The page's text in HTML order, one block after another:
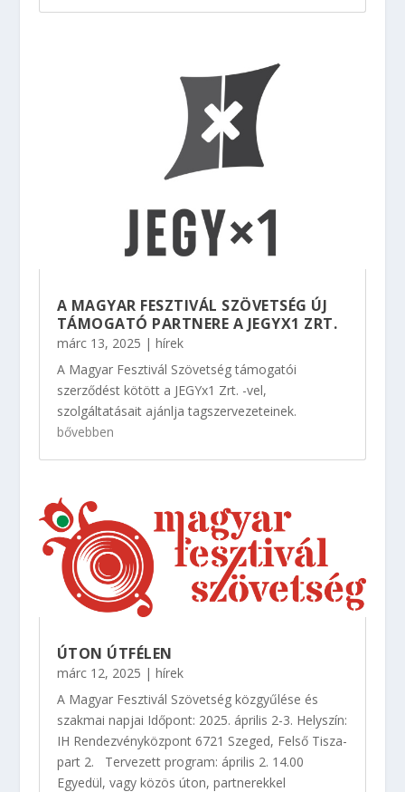
A MAGYAR FESZTIVÁL SZÖVETSÉG ÚJ
TÁMOGATÓ PARTNERE A JEGYX1 ZRT.
márc 13, 2025 | hírek
A Magyar Fesztivál Szövetség támogatói
szerződést kötött a JEGYx1 Zrt. -vel,
szolgáltatásait ajánlja tagszervezeteinek.
bővebben
ÚTON ÚTFÉLEN
márc 12, 2025 | hírek
A Magyar Fesztivál Szövetség közgyűlése és
szakmai napjai Időpont: 2025. április 2-3. Helyszín:
IH Rendezvényközpont 6721 Szeged, Felső Tisza-
part 2. Tervezett program: április 2. 14.00
Egyedül, vagy közös úton, partnerekkel